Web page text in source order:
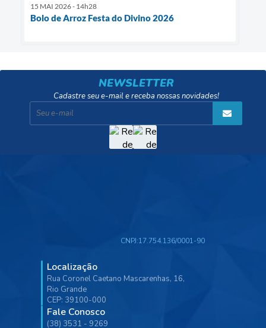
15 MAI 2026 - 14h28
Bolo de Arroz Festa do Divino 2026
NEWSLETTER
Cadastre seu e-mail e receba nossas novidades!
Localização
Rua Coronel Caetano Mascarenhas, 16,
Rio Grande
CEP: 39100-000
Fale Conosco
(38) 3531 - 9269
CNPJ:17.754.136/0001-90